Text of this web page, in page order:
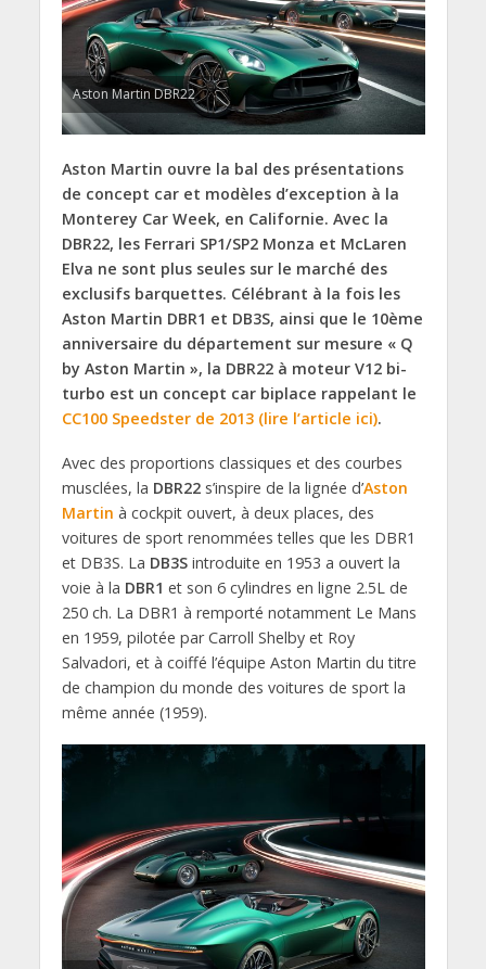
Aston Martin DBR22
Aston Martin ouvre la bal des présentations
de concept car et modèles d’exception à la
Monterey Car Week, en Californie. Avec la
DBR22, les Ferrari SP1/SP2 Monza et McLaren
Elva ne sont plus seules sur le marché des
exclusifs barquettes. Célébrant à la fois les
Aston Martin DBR1 et DB3S, ainsi que le 10ème
anniversaire du département sur mesure « Q
by Aston Martin », la DBR22 à moteur V12 bi-
turbo est un concept car biplace rappelant le
CC100 Speedster de 2013 (lire l’article ici).
Avec des proportions classiques et des courbes
musclées, la DBR22s’inspire de la lignée d’Aston
Martin à cockpit ouvert, à deux places, des
voitures de sport renommées telles que les DBR1
et DB3S. La DB3Sintroduite en 1953 a ouvert la
voie à la DBR1 et son 6 cylindres en ligne 2.5L de
250 ch. La DBR1 à remporté notamment Le Mans
en 1959, pilotée par Carroll Shelby et Roy
Salvadori, et à coiffé l’équipe Aston Martin du titre
de champion du monde des voitures de sport la
même année (1959).